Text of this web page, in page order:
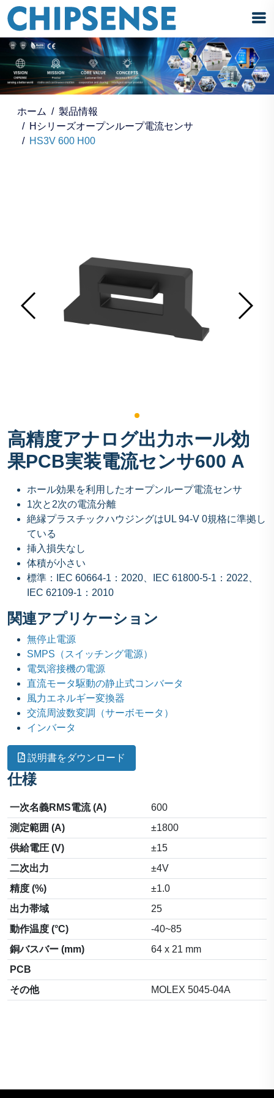
ホーム
製品情報
Hシリーズオープンループ電流センサ
HS3V 600 H00
高精度アナログ出力ホール効
果PCB実装電流センサ600 A
ホール効果を利用したオープンループ電流センサ
1次と2次の電流分離
絶縁プラスチックハウジングはUL 94-V 0規格に準拠し
ている
挿入損失なし
体積が小さい
標準：IEC 60664-1：2020、IEC 61800-5-1：2022、
IEC 62109-1：2010
関連アプリケーション
無停止電源
SMPS（スイッチング電源）
電気溶接機の電源
直流モータ駆動の静止式コンバータ
風力エネルギー変換器
交流周波数変調（サーボモータ）
インバータ
説明書をダウンロード
仕様
一次名義RMS電流 (A)
600
測定範囲 (A)
±1800
供給電圧 (V)
±15
二次出力
±4V
精度 (%)
±1.0
出力帯域
25
動作温度 (°C)
-40~85
銅バスバー (mm)
64 x 21 mm
PCB
その他
MOLEX 5045-04A